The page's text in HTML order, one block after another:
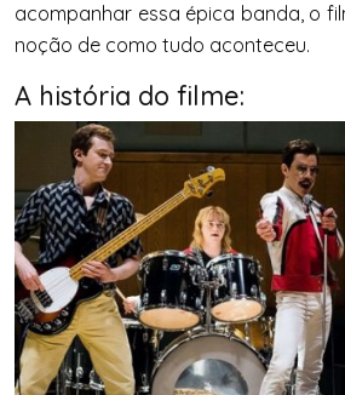
acompanhar essa épica banda, o
noção de como tudo aconteceu.
A história do filme: